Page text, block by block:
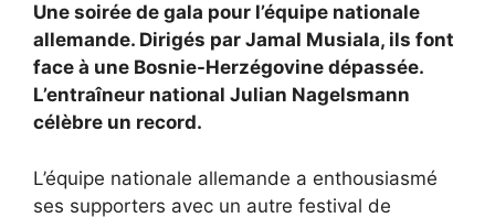
Une soirée de gala pour l’équipe nationale
allemande. Dirigés par Jamal Musiala, ils font
face à une Bosnie-Herzégovine dépassée.
L’entraîneur national Julian Nagelsmann
célèbre un record.
L’équipe nationale allemande a enthousiasmé
ses supporters avec un autre festival de